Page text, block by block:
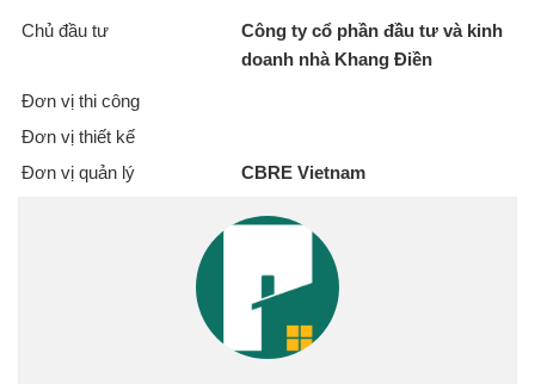
Chủ đầu tư
Công ty cổ phần đầu tư và kinh
doanh nhà Khang Điền
Đơn vị thi công
Đơn vị thiết kế
Đơn vị quản lý
CBRE Vietnam